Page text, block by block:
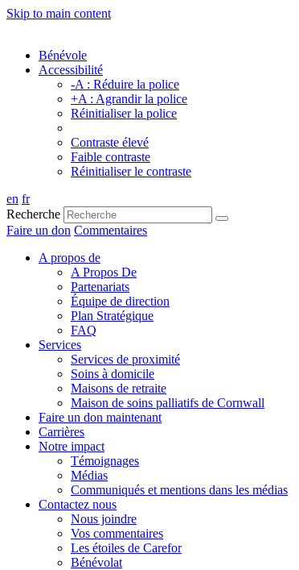
Skip to main content
Bénévole
Accessibilité
-A : Réduire la police
+A : Agrandir la police
Réinitialiser la police
Contraste élevé
Faible contraste
Réinitialiser le contraste
en fr
Recherche
Faire un don Commentaires
A propos de
A Propos De
Partenariats
Équipe de direction
Plan Stratégique
FAQ
Services
Services de proximité
Soins à domicile
Maisons de retraite
Maison de soins palliatifs de Cornwall
Faire un don maintenant
Carrières
Notre impact
Témoignages
Médias
Communiqués et mentions dans les médias
Contactez nous
Nous joindre
Vos commentaires
Les étoiles de Carefor
Bénévolat